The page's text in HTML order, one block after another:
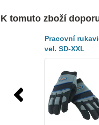
K tomuto zboží
Pracovní
vel. SD-XXL